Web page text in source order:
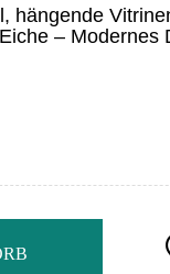
hängende
– Modernes